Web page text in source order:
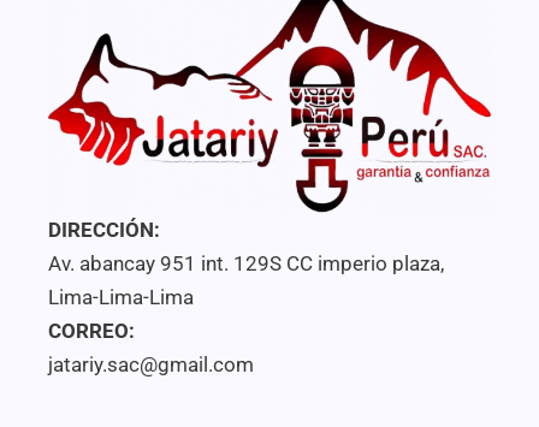
DIRECCIÓN:
Av. abancay 951 int. 129S CC imperio plaza,
Lima-Lima-Lima
CORREO:
jatariy.sac@gmail.com